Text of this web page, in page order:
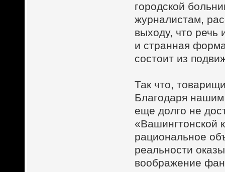
городской
журналистам,
выходу, что
и странная
состоит из
Так что,
Благодаря
еще долго не
«Вашингтонской
рациональное
реальности
воображение